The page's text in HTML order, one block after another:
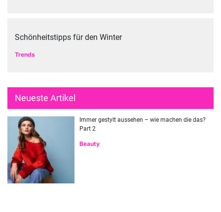
Schönheitstipps für den Winter
Trends
Neueste Artikel
Immer gestylt aussehen – wie machen die das?
Part 2
Beauty